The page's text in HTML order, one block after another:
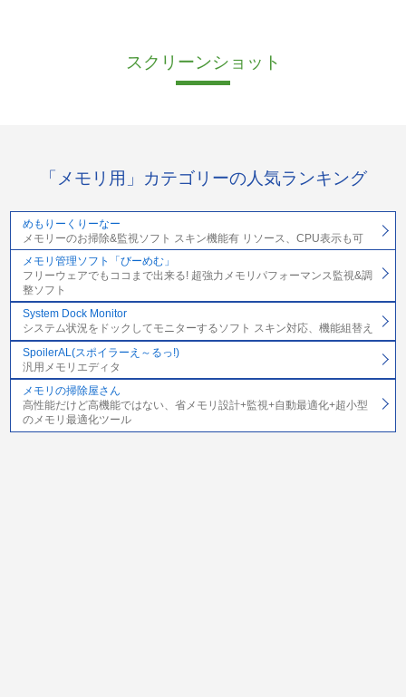
スクリーンショット
「メモリ用」カテゴリーの人気ランキング
めもりーくりーなー
メモリーのお掃除&監視ソフト スキン機能有 リソース、CPU表示も可
メモリ管理ソフト「びーめむ」
フリーウェアでもココまで出来る! 超強力メモリパフォーマンス監視&調
整ソフト
System Dock Monitor
システム状況をドックしてモニターするソフト スキン対応、機能組替え
SpoilerAL(スポイラーえ～るっ!)
汎用メモリエディタ
メモリの掃除屋さん
高性能だけど高機能ではない、省メモリ設計+監視+自動最適化+超小型
のメモリ最適化ツール